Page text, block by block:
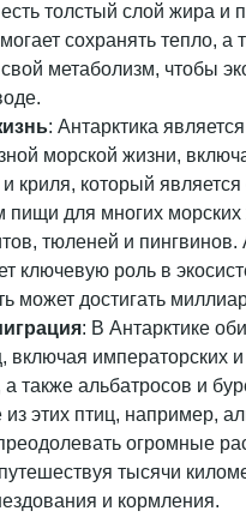
толстый слой жира и
сохранять тепло, а
метаболизм, чтобы
: Антарктика
морской жизни,
криля, который
пищи для многих
тюленей и пингвинов.
ключевую роль в
может достигать
: В Антарктике
включая императорских
а также альбатросов и
этих птиц, например,
огромные
тысячи
и кормления.